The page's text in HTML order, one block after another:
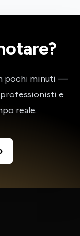
pochi minuti —
e
reale.